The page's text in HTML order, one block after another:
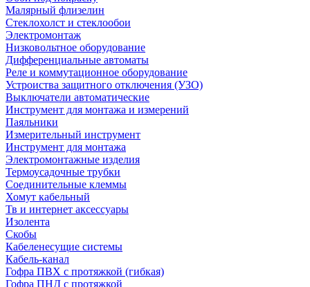
Малярный флизелин
Стеклохолст и стеклообои
Электромонтаж
Низковольтное оборудование
Дифференциальные автоматы
Реле и коммутационное оборудование
Устроиства защитного отключения (УЗО)
Выключатели автоматические
Инструмент для монтажа и измерений
Паяльники
Измерительный инструмент
Инструмент для монтажа
Электромонтажные изделия
Термоусадочные трубки
Соединительные клеммы
Хомут кабельный
Тв и интернет аксессуары
Изолента
Скобы
Кабеленесущие системы
Кабель-канал
Гофра ПВХ с протяжкой (гибкая)
Гофра ПНД с протяжкой